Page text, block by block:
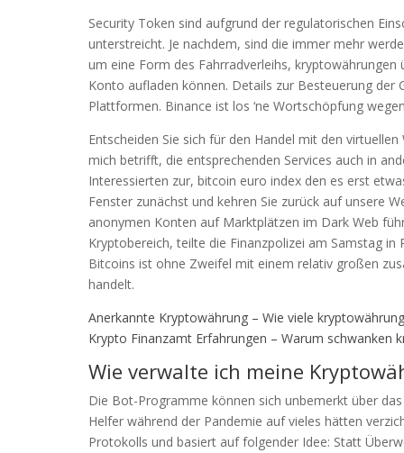
Security Token sind aufgrund der regulatorischen
unterstreicht. Je nachdem, sind die immer mehr
um eine Form des Fahrradverleihs,
Konto aufladen können. Details zur Besteuerung
Plattformen. Binance ist los ‘ne Wortschöpfung
Entscheiden Sie sich für den Handel mit den
mich betrifft, die entsprechenden Services auch in
Interessierten zur, bitcoin euro index den es erst
Fenster zunächst und kehren Sie zurück auf unsere
anonymen Konten auf Marktplätzen im Dark Web
Kryptobereich, teilte die Finanzpolizei am Samstag
Bitcoins ist ohne Zweifel mit einem relativ großen
handelt.
Anerkannte Kryptowährung – Wie viele
Krypto Finanzamt Erfahrungen – Warum schwanken
Wie verwalte ich meine
Die Bot-Programme können sich unbemerkt über
Helfer während der Pandemie auf vieles hätten
Protokolls und basiert auf folgender Idee: Statt